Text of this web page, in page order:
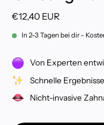
€12,40 EUR
In 2-3 Tagen bei dir -
Von Experten
Schnelle Ergebnisse
Nicht-invasive